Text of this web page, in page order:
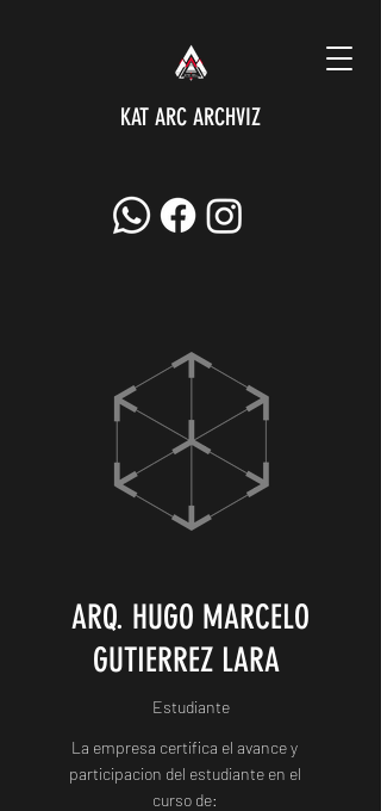
KAT ARC ARCHVIZ
ARQ. HUGO MARCELO
GUTIERREZ LARA
Estudiante
La empresa certifica el avance y
participacion del estudiante en el
curso de: